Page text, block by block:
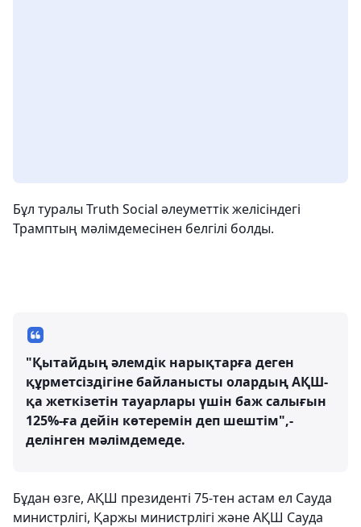
Бұл туралы Truth Social әлеуметтік желісіндегі
Трамптың мәлімдемесінен белгілі болды.
"Қытайдың әлемдік нарықтарға деген
құрметсіздігіне байланысты олардың АҚШ-
қа жеткізетін тауарлары үшін баж салығын
125%-ға дейін көтеремін деп шештім",-
делінген мәлімдемеде.
Бұдан өзге, АҚШ президенті 75-тен астам ел Сауда
министрлігі, Қаржы министрлігі және АҚШ Сауда